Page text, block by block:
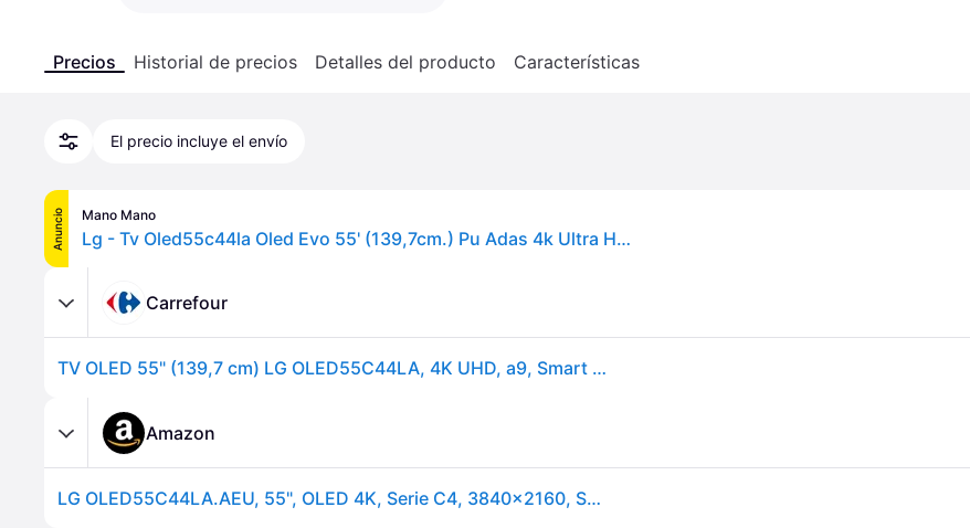
Precios Historial de precios Detalles del producto Características
El precio incluye el envío
Anuncio Mano Mano
Lg - Tv Oled55c44la Oled Evo 55' (139,7cm.) Pu Adas 4k Ultra Hd (2
Carrefour
TV OLED 55" (139,7 cm) LG OLED55C44LA, 4K UHD, a9, Smart TV, HDR10, Dolby Atmos
Amazon
LG OLED55C44LA.AEU, 55", OLED 4K, Serie C4, 3840x2160, Smart TV, WebOS24, Procesador a9, Dolby Vision, Dolby Atmos, TV Gaming, 144 Hz, AMD FreeSync, Negro